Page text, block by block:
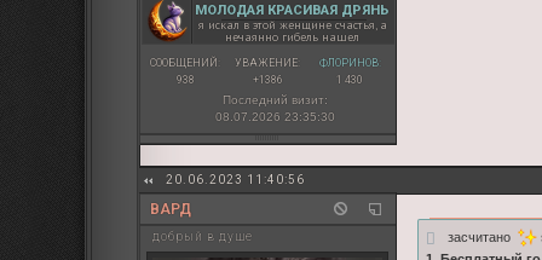
МОЛОДАЯ КРАСИВАЯ ДРЯНЬ
я искал в этой женщине счастья, а
нечаянно гибель нашел
СООБЩЕНИЙ:
938
УВАЖЕНИЕ:
+1386
ФЛОРИНОВ:
1 430
Последний визит:
08.07.2026 23:35:30
20.06.2023 11:40:56
ВАРД
добрый в душе засчитано